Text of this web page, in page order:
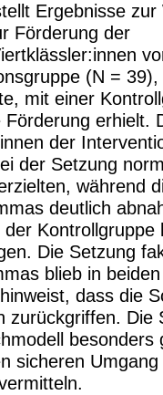
Ergebnisse
Förderung der
(N =
mit einer
erhielt.
der
der Setzung
während
deutlich
Kontrollgruppe
Die Setzung
blieb in
dass die
zurückgriffen. Die
besonders
sicheren